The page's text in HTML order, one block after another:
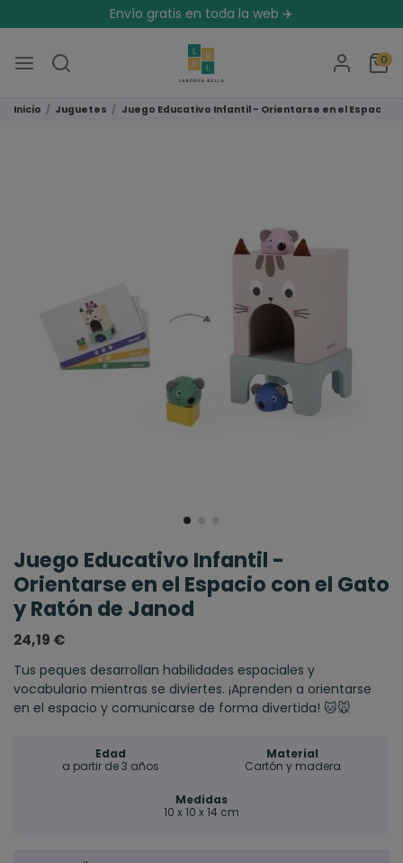
Envío gratis en toda la web ✈️
0
Inicio Juguetes Juego Educativo Infantil - Orientarse en el Espacio
Juego Educativo Infantil -
Orientarse en el Espacio con el Gato
y Ratón de Janod
24,19 €
Tus peques desarrollan habilidades espaciales y
vocabulario mientras se diviertes. ¡Aprenden a orientarse
en el espacio y comunicarse de forma divertida! ​🐱​🐭​
Edad
a partir de 3 años
Material
Cartón y madera
Medidas
10 x 10 x 14 cm